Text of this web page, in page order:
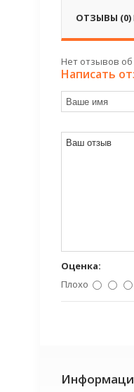
ОТЗЫВЫ (0)
Нет отзывов
Написать
Оценка:
Плохо